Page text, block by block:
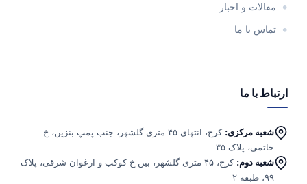
مقالات و اخبار
تماس با ما
ارتباط با ما
شعبه مرکزی:
کرج، انتهای ۴۵ متری گلشهر، جنب پمپ بنزین، خ
حاتمی، پلاک ۳۵
شعبه دوم:
کرج، ۴۵ متری گلشهر، بین خ کوکب و ارغوان شرقی، پلاک
۹۹، طبقه ۲